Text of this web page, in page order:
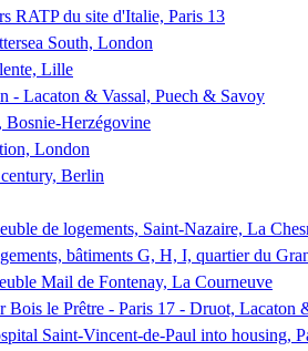
RATP du site d'Italie, Paris 13
South, London
Lille
- Lacaton & Vassal, Puech & Savoy
Bosnie-Herzégovine
London
Berlin
de logements, Saint-Nazaire, La
bâtiments G, H, I, quartier du
Mail de Fontenay, La Courneuve
Bois le Prêtre - Paris 17 - Druot, Lacaton
Saint-Vincent-de-Paul into housing,